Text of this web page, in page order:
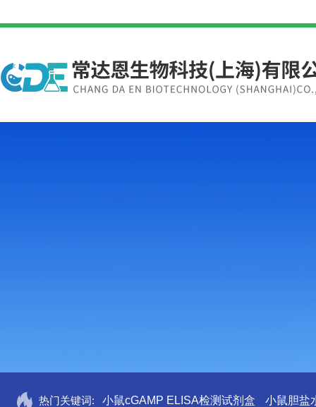
热门关键词: 小鼠cGAMP ELISA检测试剂盒 小鼠胆盐